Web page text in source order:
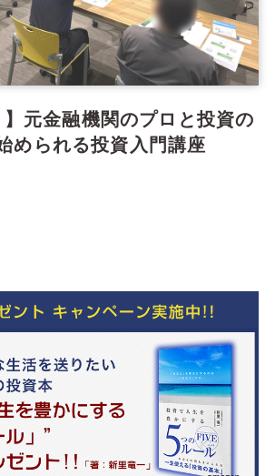
】元金融機関のプロと投資の
められる投資入門講座